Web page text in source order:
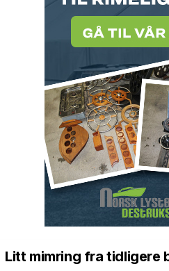
Litt mimring fra tidligere